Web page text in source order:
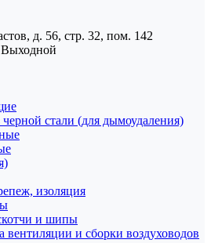
д. 56, стр. 32, пом. 142
стали (для дымоудаления)
изоляция
и шипы
вентиляции и сборки воздуховодов